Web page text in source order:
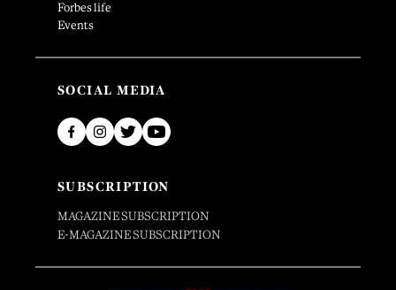
Forbes life
Events
SOCIAL MEDIA
SUBSCRIPTION
MAGAZINE SUBSCRIPTION
E-MAGAZINE SUBSCRIPTION